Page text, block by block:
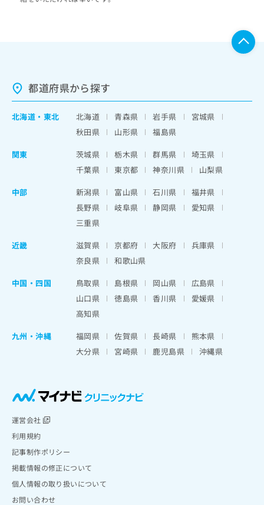
都道府県から探す
北海道 ・ 東北 北海道 青森県 岩手県
宮城県
秋田県
山形県
福島県
関東
茨城県 栃木県 群馬県
埼玉県
千葉県
東京都 神奈川県
山梨県
中部
新潟県 富山県 石川県
福井県
長野県
岐阜県 静岡県
愛知県
三重県
近畿
滋賀県 京都府 大阪府
兵庫県
奈良県
和歌山県
中国・四国
鳥取県 島根県 岡山県
広島県
山口県
徳島県 香川県
愛媛県
高知県
九州・沖縄
福岡県 佐賀県 長崎県
熊本県
大分県
宮崎県 鹿児島県 沖縄県
運営会社
利用規約
記事制作ポリシー
掲載情報の修正について
個人情報の取り扱いについて
お問い合わせ